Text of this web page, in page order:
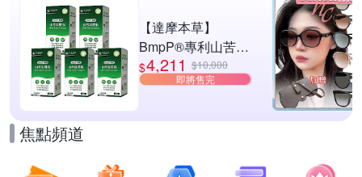
【達摩本草】
BmpP®專利山苦瓜
胜肽x5盒(90顆/盒、
共450顆)
$4,211 $10,000
即將售完
焦點頻道